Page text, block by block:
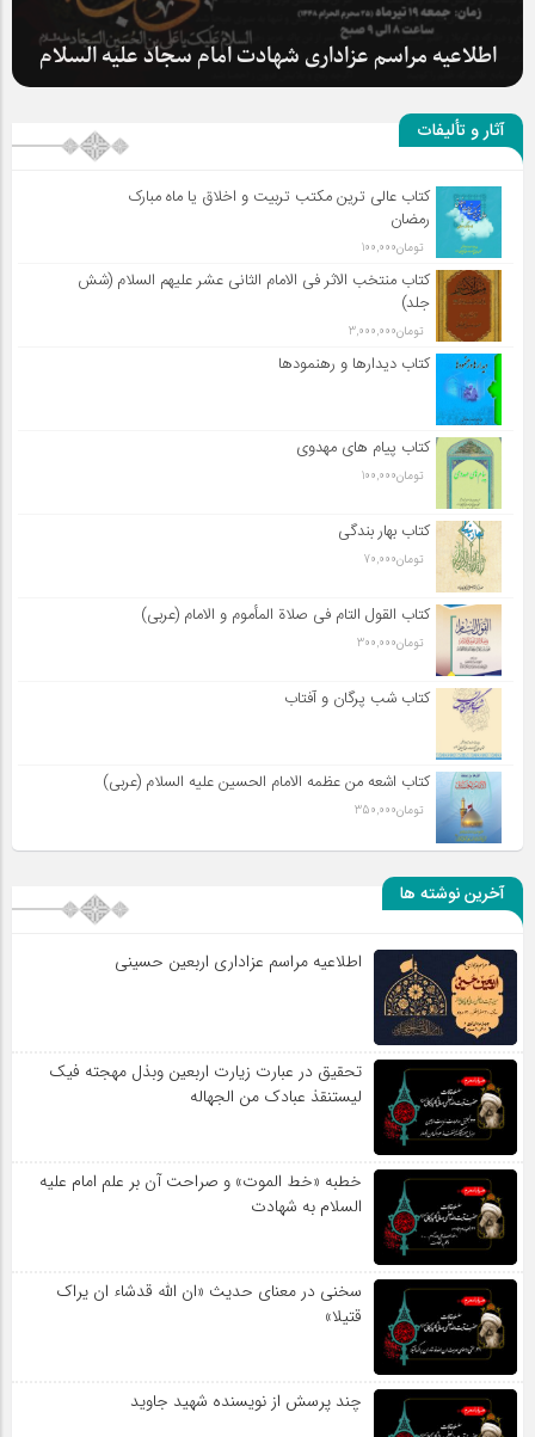
اطلاعیه مراسم عزاداری شهادت امام سجاد علیه السلام
سلطان عشق
آثار و تألیفات
کتاب عالی ترین مکتب تربیت و اخلاق یا ماه مبارک
رمضان
تومان100,000
کتاب منتخب الاثر فی الامام الثانی عشر علیهم السلام (شش
جلد)
تومان3,000,000
کتاب دیدارها و رهنمودها
کتاب پیام های مهدوی
تومان100,000
کتاب بهار بندگی
تومان70,000
کتاب القول التام فی صلاة المأموم و الامام (عربی)
تومان300,000
کتاب شب پرگان و آفتاب
کتاب اشعه من عظمه الامام الحسین علیه السلام (عربی)
تومان350,000
آخرین نوشته ها
اطلاعیه مراسم عزاداری اربعین حسینی
تحقیق در عبارت زیارت اربعین وبذل مهجته فیک
لیستنقذ عبادک من الجهاله
خطبه «خط الموت» و صراحت آن بر علم امام علیه
السلام به شهادت
سخنی در معنای حدیث «ان الله قدشاء ان یراک
قتیلا»
چند پرسش از نویسنده شهید جاوید